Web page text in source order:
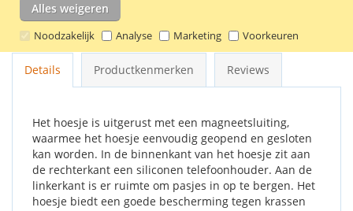
Alles weigeren
Noodzakelijk Analyse Marketing Voorkeuren
Zwarte book case voor de Samsung Galaxy Note 5. Dit
telefoonhoesje is gemaakt van natuurlijk leer.
Details Productkenmerken Reviews
Het hoesje is uitgerust met een magneetsluiting,
waarmee het hoesje eenvoudig geopend en gesloten
kan worden. In de binnenkant van het hoesje zit aan
de rechterkant een siliconen telefoonhouder. Aan de
linkerkant is er ruimte om pasjes in op te bergen. Het
hoesje biedt een goede bescherming tegen krassen